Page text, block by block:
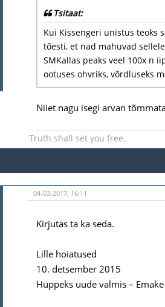
Tsitaat:
Kui Kissengeri unistus teoks
tõesti, et nad mahuvad
SMKallas peaks veel 100x n
ootuses ohvriks, võrdluseks
Niiet nagu isegi arvan
Truth shall set you free.
04-03-2017, 16:11
Kirjutas ta ka seda.
Lille hoiatused
10. detsember 2015
Hüppeks uude valmis –